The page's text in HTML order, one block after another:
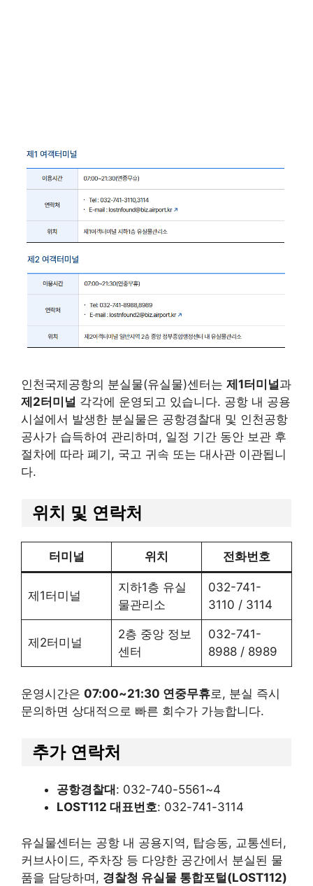
인천국제공항의 분실물(유실물)센터는 제1터미널과
제2터미널 각각에 운영되고 있습니다. 공항 내 공용
시설에서 발생한 분실물은 공항경찰대 및 인천공항
공사가 습득하여 관리하며, 일정 기간 동안 보관 후
절차에 따라 폐기, 국고 귀속 또는 대사관 이관됩니
다.
위치 및 연락처
터미널 위치 전화번호
제1터미널
지하1층 유실
물관리소
032-741-
3110 / 3114
제2터미널
2층 중앙 정보
센터
032-741-
8988 / 8989
운영시간은 07:00~21:30 연중무휴로, 분실 즉시
문의하면 상대적으로 빠른 회수가 가능합니다.
추가 연락처
공항경찰대 : 032-740-5561~4
LOST112 대표번호: 032-741-3114
유실물센터는 공항 내 공용지역, 탑승동, 교통센터,
커브사이드, 주차장 등 다양한 공간에서 분실된 물
품을 담당하며, 경찰청 유실물 통합포털(LOST112)